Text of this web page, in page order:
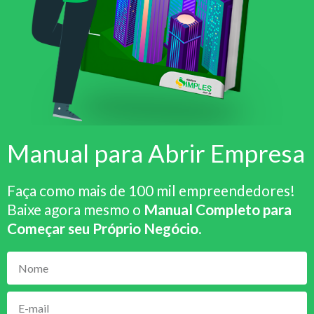
Manual para Abrir Empresa
Faça como mais de 100 mil empreendedores!
Baixe agora mesmo o Manual Completo para
Começar seu Próprio Negócio.